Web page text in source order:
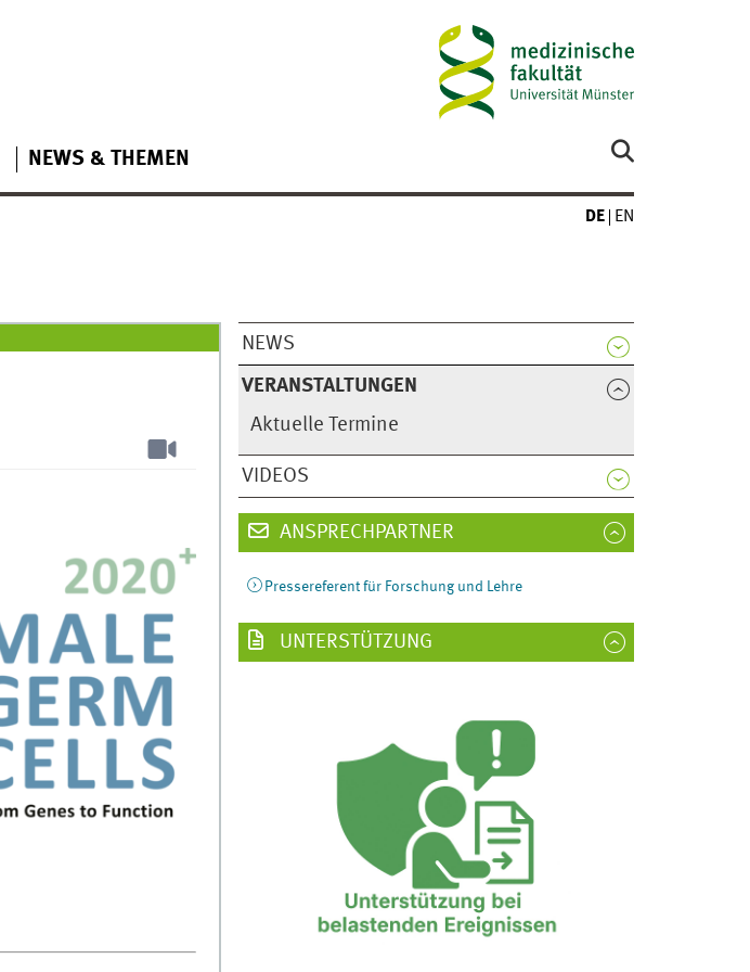
NEWS & THEMEN
DE EN
NEWS
VERANSTALTUNGEN
Aktuelle Termine
VIDEOS
ANSPRECHPARTNER
Pressereferent für Forschung und Lehre
UNTERSTÜTZUNG